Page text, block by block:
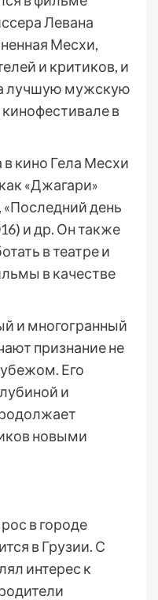
Левана
Месхи,
и критиков, и
лучшую мужскую
в
кино Гела Месхи
«Джагари»
«Последний день
и др. Он также
в театре и
в качестве
и многогранный
признание не
Его
и
новыми
в городе
в Грузии. С
интерес к